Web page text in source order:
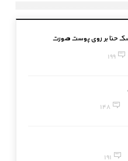
حنا بر روی پوست صورت
199
148
191